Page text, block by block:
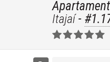
Itajaí-